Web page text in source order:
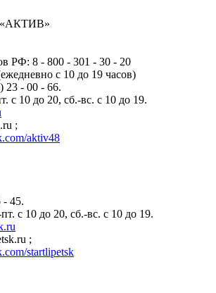
«АКТИВ»
РФ: 8 - 800 - 301 - 30 - 20
с 10 до 19 часов)
23 - 00 - 66.
с 10 до 20, сб.-вс. с 10 до 19.
;
aktiv48
- 45.
с 10 до 20, сб.-вс. с 10 до 19.
;
startlipetsk